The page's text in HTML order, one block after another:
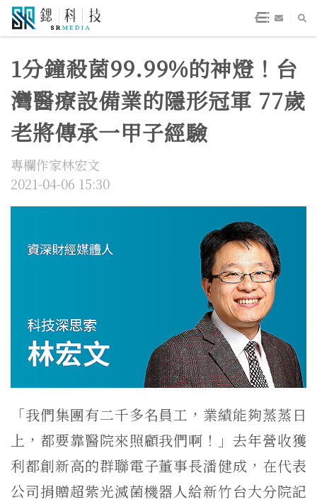
1分鐘殺菌99.99%的神燈！台
灣醫療設備業的隱形冠軍 77歲
老將傳承一甲子經驗
專欄作家林宏文
2021-04-06 15:30
「我們集團有二千多名員工，業績能夠蒸蒸日
上，都要靠醫院來照顧我們啊！」去年營收獲
利都創新高的群聯電子董事長潘健成，在代表
公司捐贈超紫光滅菌機器人給新竹台大分院記